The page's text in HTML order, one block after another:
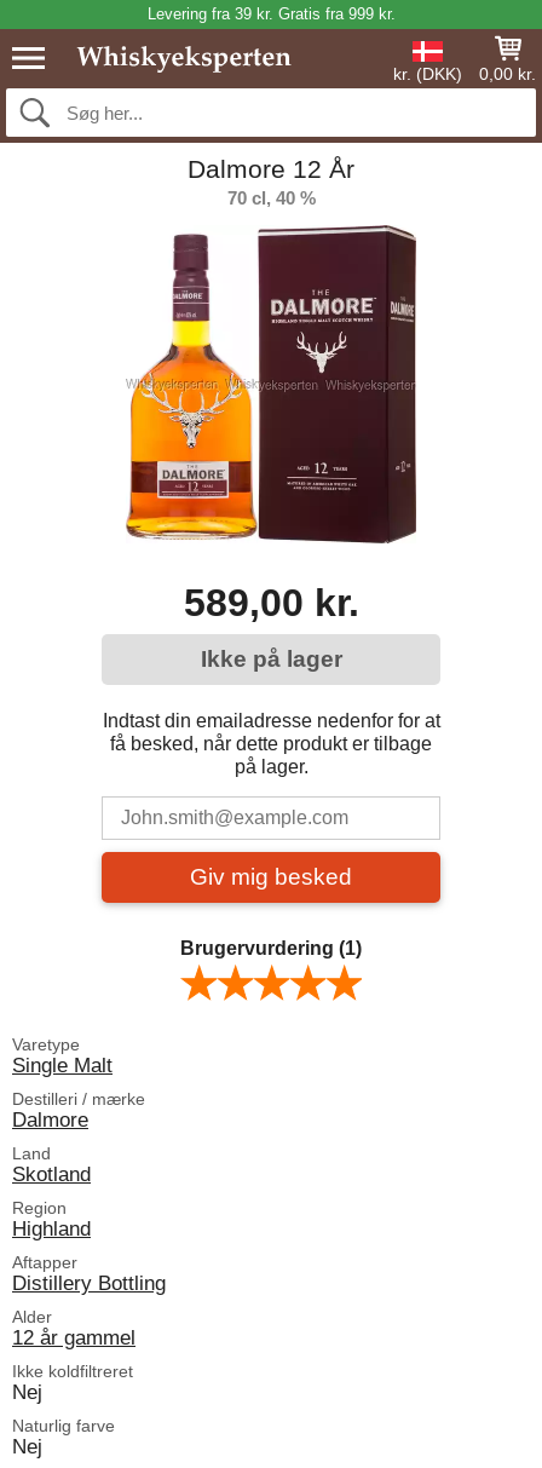
Levering fra 39 kr. Gratis fra 999 kr.
kr. (DKK) 0,00 kr.
Dalmore 12 År
70 cl, 40 %
589,00 kr.
Ikke på lager
Indtast din emailadresse nedenfor for at
få besked, når dette produkt er tilbage
på lager.
Giv mig besked
Brugervurdering (1)
Varetype
Single Malt
Destilleri / mærke
Dalmore
Land
Skotland
Region
Highland
Aftapper
Distillery Bottling
Alder
12 år gammel
Ikke koldfiltreret
Nej
Naturlig farve
Nej